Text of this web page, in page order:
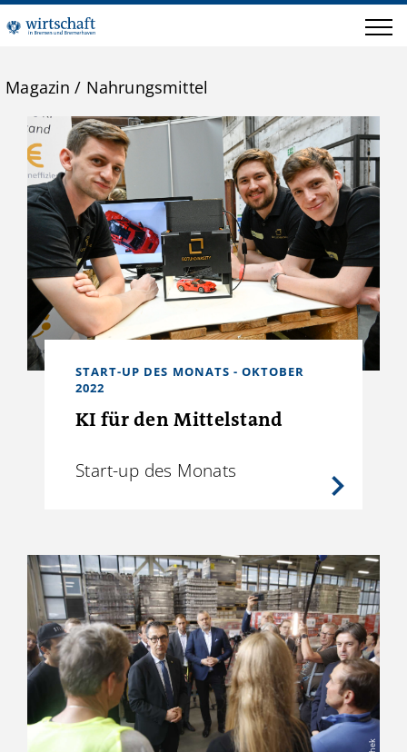
Magazin / Nahrungsmittel
START-UP DES MONATS - OKTOBER
2022
KI für den Mittelstand
Start-up des Monats